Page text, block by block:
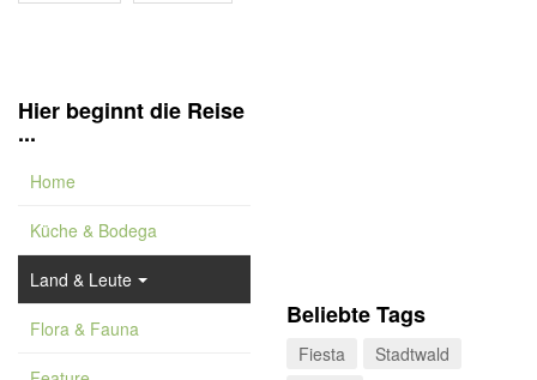
Hier beginnt die Reise
...
Home
Küche & Bodega
Land & Leute
Flora & Fauna Beliebte Tags
Fiesta
Stadtwald